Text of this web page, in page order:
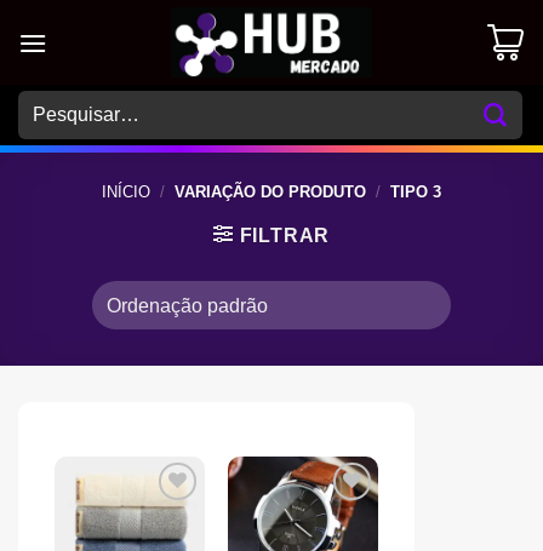
Pesquisar
por:
INÍCIO / VARIAÇÃO DO PRODUTO / TIPO 3
FILTRAR